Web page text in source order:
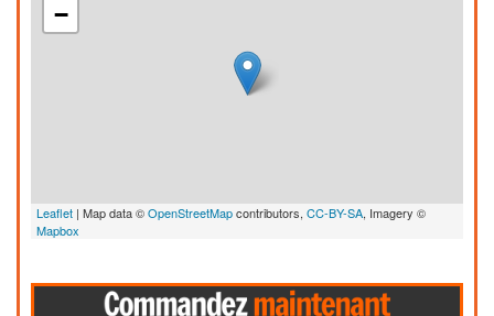
−
Leaflet | Map data ©OpenStreetMapcontributors, CC-BY-SA, Imagery ©
Mapbox